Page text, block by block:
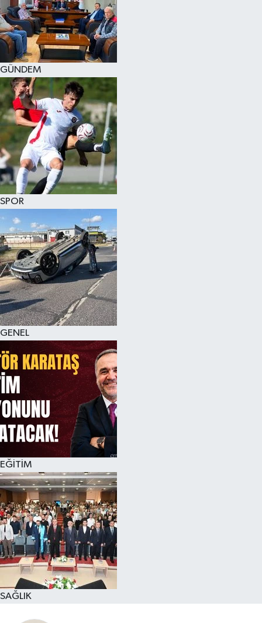
GÜNDEM
SPOR
GENEL
EĞİTİM
SAĞLIK
KÜLTÜR SANAT
MAGAZİN
SAĞLIK
SİYASET
SPOR
TEKNOLOJİ
YAŞAM